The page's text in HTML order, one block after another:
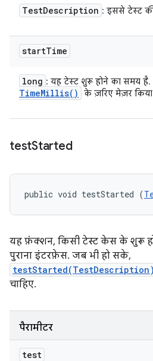
TestDescription : इससे टेस्ट
startTime
long : यह टेस्ट शुरू होने का समय
TimeMillis( ) के ज़रिए मेज़र किया
testStarted
public void testStarted (
यह फ़ंक्शन, किसी टेस्ट केस के शुरू
पुराना इंटरफ़ेस. जब भी हो सके,
testStarted(TestDescription)
चाहिए.
पैरामीटर
test